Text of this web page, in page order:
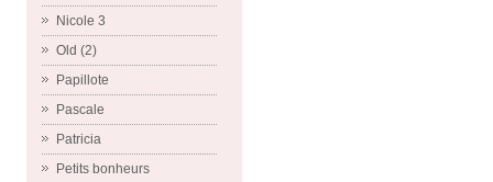
Nicole 3
Old (2)
Papillote
Pascale
Patricia
Petits bonheurs